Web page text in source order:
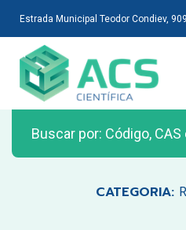
Estrada Municipal Teodor Condiev,
CATEGORIA: